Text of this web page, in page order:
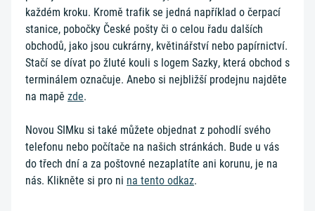
každém kroku. Kromě trafik se jedná například o čerpací
stanice, pobočky České pošty či o celou řadu dalších
obchodů, jako jsou cukrárny, květinářství nebo papírnictví.
Stačí se dívat po žluté kouli s logem Sazky, která obchod s
terminálem označuje. Anebo si nejbližší prodejnu najděte
na mapě zde.
Novou SIMku si také můžete objednat z pohodlí svého
telefonu nebo počítače na našich stránkách. Bude u vás
do třech dní a za poštovné nezaplatíte ani korunu, je na
nás. Klikněte si pro ni na tento odkaz.